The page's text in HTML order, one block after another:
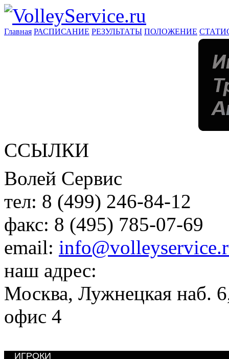
Главная РАСПИСАНИЕ РЕЗУЛЬТАТЫ ПОЛОЖЕНИЕ
ССЫЛКИ
Волей Сервис
тел: 8 (499) 246-84-12
факс: 8 (495) 785-07-69
email:
наш адрес:
Москва, Лужнецкая наб.
офис 4
ИГРОКИ